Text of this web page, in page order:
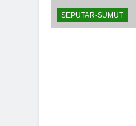
SEPUTAR-SUMUT